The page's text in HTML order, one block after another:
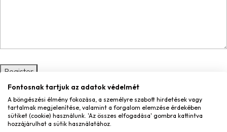
Register
ÜGYFÉLSZOLGÁLAT
Fontosnak tartjuk az adatok védelmét
A böngészési élmény fokozása, a személyre szabott hirdetések vagy
tartalmak megjelenítése, valamint a forgalom elemzése érdekében
sütiket (cookie) használunk. 'Az összes elfogadása' gombra kattintva
hozzájárulhat a sütik használatához.